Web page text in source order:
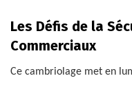
Les Défis de la
Commerciaux
Ce cambriolage met en